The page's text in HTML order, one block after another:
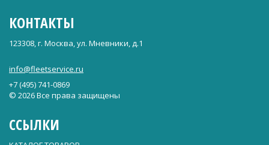
КОНТАКТЫ
123308, г. Москва, ул. Мневники, д.1
info@fleetservice.ru
+7 (495) 741-0869
© 2026 Все права защищены
ССЫЛКИ